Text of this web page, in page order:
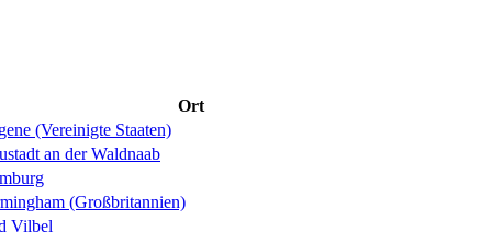
Ort
(Vereinigte Staaten)
an der Waldnaab
(Großbritannien)
Vilbel